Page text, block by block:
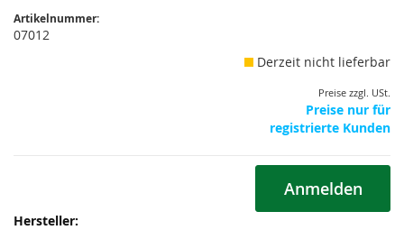
Artikelnummer:
07012
Derzeit nicht lieferbar
Preise zzgl. USt.
Preise nur für
registrierte Kunden
Anmelden
Weitere